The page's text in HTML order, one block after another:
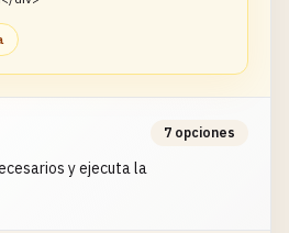
y ejecuta la
7 opciones